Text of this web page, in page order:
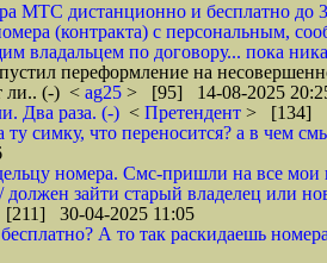
МТС дистанционно и бесплатно до
(контракта) с персональным,
владальцем по договору... пока
переформление на
ли.. (-) < ag25 > [95] 14-08-2025
Два раза. (-) < Претендент > [134]
ту симку, что переносится? а в чем
номера. Смс-пришли на все мои
зайти старый владелец или
30-04-2025 11:05
А то так раскидаешь